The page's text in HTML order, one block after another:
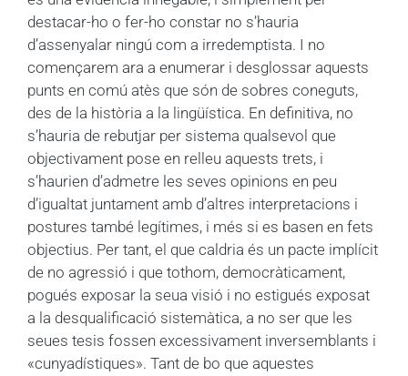
destacar-ho o fer-ho constar no s’hauria
d’assenyalar ningú com a irredemptista. I no
començarem ara a enumerar i desglossar aquests
punts en comú atès que són de sobres coneguts,
des de la història a la lingüística. En definitiva, no
s’hauria de rebutjar per sistema qualsevol que
objectivament pose en relleu aquests trets, i
s’haurien d’admetre les seves opinions en peu
d’igualtat juntament amb d’altres interpretacions i
postures també legítimes, i més si es basen en fets
objectius. Per tant, el que caldria és un pacte implícit
de no agressió i que tothom, democràticament,
pogués exposar la seua visió i no estigués exposat
a la desqualificació sistemàtica, a no ser que les
seues tesis fossen excessivament inversemblants i
«cunyadístiques». Tant de bo que aquestes